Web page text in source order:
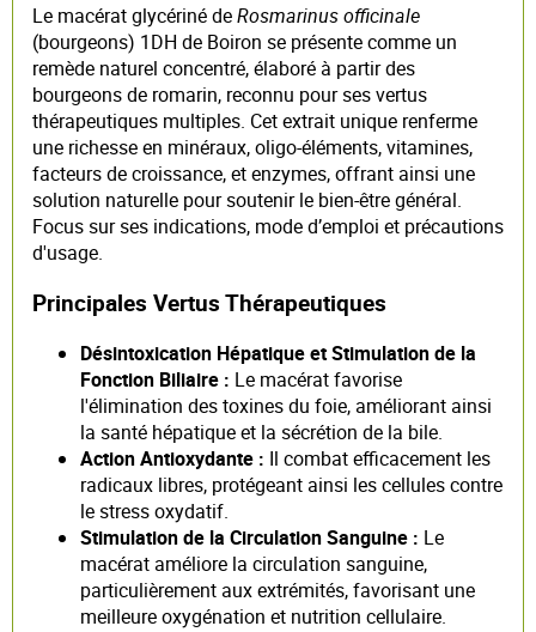
Le macérat glycériné deRosmarinus officinale
(bourgeons) 1DH de Boiron se présente comme un
remède naturel concentré, élaboré à partir des
bourgeons de romarin, reconnu pour ses vertus
thérapeutiques multiples. Cet extrait unique renferme
une richesse en minéraux, oligo-éléments, vitamines,
facteurs de croissance, et enzymes, offrant ainsi une
solution naturelle pour soutenir le bien-être général.
Focus sur ses indications, mode d’emploi et précautions
d'usage.
Principales Vertus Thérapeutiques
Désintoxication Hépatique et Stimulation de la
Fonction Biliaire : Le macérat favorise
l'élimination des toxines du foie, améliorant ainsi
la santé hépatique et la sécrétion de la bile.
Action Antioxydante : Il combat efficacement les
radicaux libres, protégeant ainsi les cellules contre
le stress oxydatif.
Stimulation de la Circulation Sanguine : Le
macérat améliore la circulation sanguine,
particulièrement aux extrémités, favorisant une
meilleure oxygénation et nutrition cellulaire.